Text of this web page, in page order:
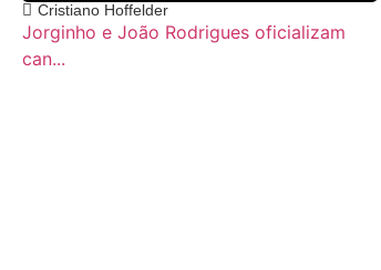
Cristiano Hoffelder
Jorginho e João Rodrigues oficializam
can...